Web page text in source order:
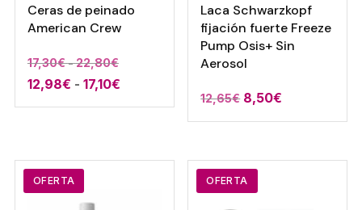
Ceras de peinado
American Crew
17,30€-22,80€Rango
de
precios:
12,98€ - 17,10€Rango
de
Laca Schwarzkopf
fijación fuerte Freeze
Pump Osis+ Sin
Aerosol
12,65€ El
precio
era:
12,65€.
8,50€
precio
es:
OFERTA OFERTA